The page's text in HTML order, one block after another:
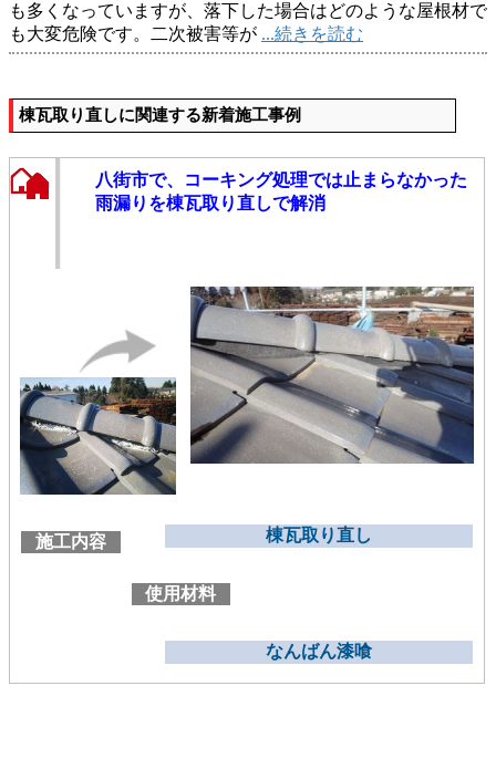
も多くなっていますが、落下した場合はどのような屋根材で
も大変危険です。二次被害等が ...続きを読む
棟瓦取り直しに関連する新着施工事例
八街市で、コーキング処理では止まらなかった
雨漏りを棟瓦取り直しで解消
施工内容 棟瓦取り直し
使用材料
なんばん漆喰